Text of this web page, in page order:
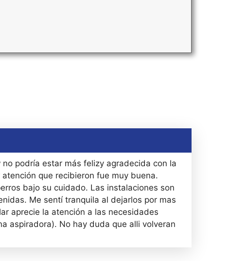
podría estar más felizy agradecida con la
que recibieron fue muy buena.
bajo su cuidado. Las instalaciones son
Me sentí tranquila al dejarlos por mas
aprecie la atención a las necesidades
aspiradora). No hay duda que alli volveran